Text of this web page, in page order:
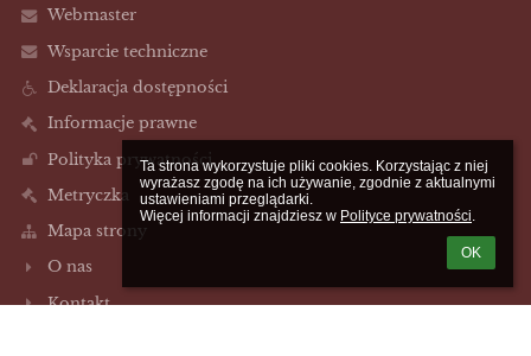
Ta strona wykorzystuje pliki cookies. Korzystając z niej
wyrażasz zgodę na ich używanie, zgodnie z aktualnymi
ustawieniami przeglądarki.
Więcej informacji znajdziesz w Polityce prywatności.
OK
Webmaster
Wsparcie techniczne
Deklaracja dostępności
Informacje prawne
Polityka prywatności
Metryczka
Mapa strony
O nas
Kontakt